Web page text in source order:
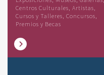
Centros Culturales, Artistas,
Cursos y Talleres, Concursos,
Premios y Becas